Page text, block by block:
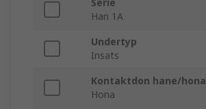
Serie
Han 1A
Undertyp
Insats
Kontaktdon hane/hona
Hona